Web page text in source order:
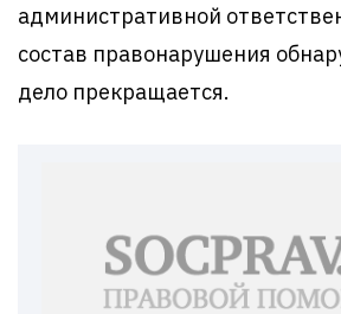
административной
состав правонарушения
дело прекращается.